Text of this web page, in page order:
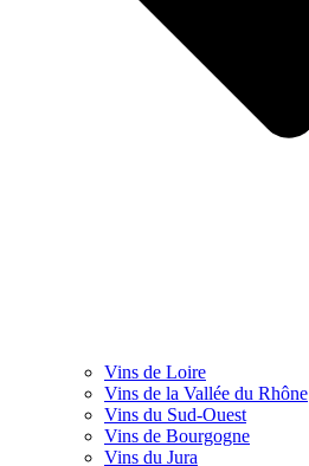
Vins de Loire
Vins de la Vallée du Rhône
Vins du Sud-Ouest
Vins de Bourgogne
Vins du Jura